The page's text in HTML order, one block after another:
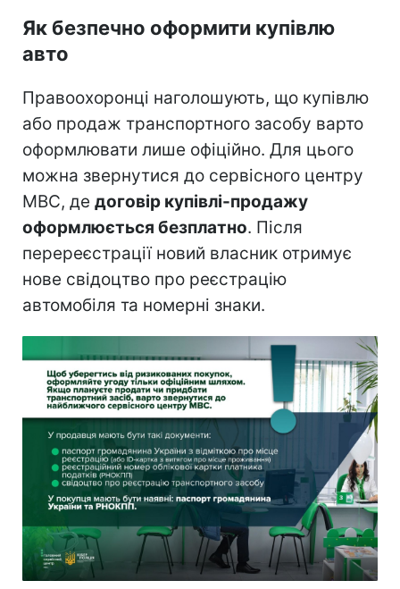
Як безпечно оформити купівлю
авто
Правоохоронці наголошують, що купівлю
або продаж транспортного засобу варто
оформлювати лише офіційно. Для цього
можна звернутися до сервісного центру
МВС, де договір купівлі-продажу
оформлюється безплатно. Після
перереєстрації новий власник отримує
нове свідоцтво про реєстрацію
автомобіля та номерні знаки.